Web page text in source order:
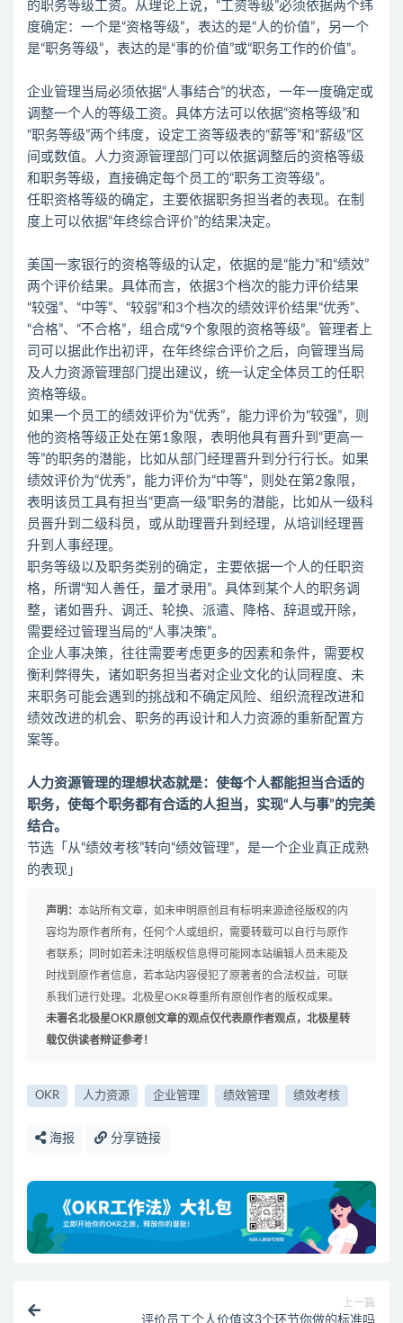
的职务等级工资。从理论上说，“工资等级”必须依据两个纬
度确定：一个是“资格等级”，表达的是“人的价值”，另一个
是“职务等级”，表达的是“事的价值”或“职务工作的价值”。
企业管理 当局必须依据“人事结合”的状态，一年一度确定或
调整一个人的等级工资。具体方法可以依据“资格等级”和
“职务等级”两个纬度，设定工资等级表的“薪等”和“薪级”区
间或数值。人力资源管理部门可以依据调整后的资格等级
和职务等级，直接确定每个员工的“职务工资等级”。
任职资格等级的确定，主要依据职务担当者的表现。在制
度上可以依据“年终综合评价”的结果决定。
美国一家银行的资格等级的认定，依据的是“能力”和“绩效”
两个评价结果。具体而言，依据3个档次的能力评价结果
“较强”、“中等”、“较弱”和3个档次的绩效评价结果“优秀”、
“合格”、“不合格”，组合成“9个象限的资格等级”。管理者上
司可以据此作出初评，在年终综合评价之后，向管理当局
及人力资源管理部门提出建议，统一认定全体员工的任职
资格等级。
如果一个员工的绩效评价为“优秀”，能力评价为“较强”，则
他的资格等级正处在第1象限，表明他具有晋升到“更高一
等”的职务的潜能，比如从部门经理晋升到分行行长。如果
绩效评价为“优秀”，能力评价为“中等”，则处在第2象限，
表明该员工具有担当“更高一级”职务的潜能，比如从一级科
员晋升到二级科员，或从助理晋升到经理，从培训经理晋
升到人事经理。
职务等级以及职务类别的确定，主要依据一个人的任职资
格，所谓“知人善任，量才录用”。具体到某个人的职务调
整，诸如晋升、调迁、轮换、派遣、降格、辞退或开除，
需要经过管理当局的“人事决策”。
企业人事决策，往往需要考虑更多的因素和条件，需要权
衡利弊得失，诸如职务担当者对企业文化的认同程度、未
来职务可能会遇到的挑战和不确定风险、组织流程改进和
绩效改进的机会、职务的再设计和人力资源的重新配置方
案等。
人力资源管理的理想状态就是： 使每个人都能担当合适的
职务，使每个职务都有合适的人担当，实现“人与事”的完美
结合。
节选「从“绩效考核”转向“绩效管理”，是一个企业真正成熟
的表现」
声明： 本站所有文章，如未申明原创且有标明来源途径版权的内
容均为原作者所有，任何个人或组织，需要转载可以自行与原作
者联系；同时如若未注明版权信息得可能网本站编辑人员未能及
时找到原作者信息，若本站内容侵犯了原著者的合法权益，可联
系我们进行处理。北极星OKR尊重所有原创作者的版权成果。
未署名北极星OKR原创文章的观点仅代表原作者观点，北极星转
载仅供读者辩证参考！
OKR 人力资源 企业管理 绩效管理 绩效考核
海报 分享链接
上一篇
评价员工个人价值这3个环节你做的标准吗